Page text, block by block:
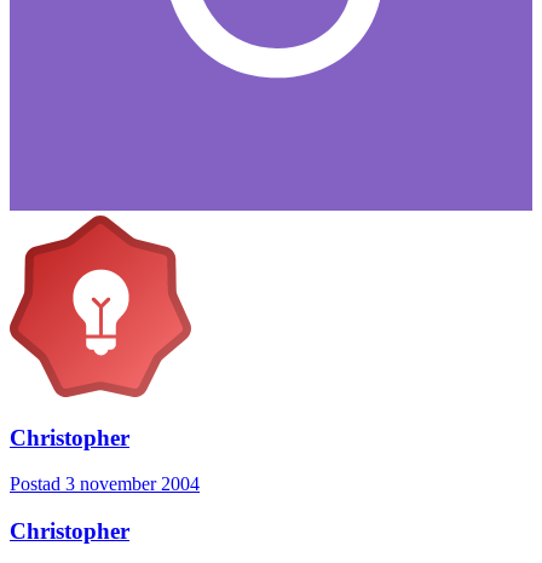
Christopher
Postad 3 november 2004
Christopher